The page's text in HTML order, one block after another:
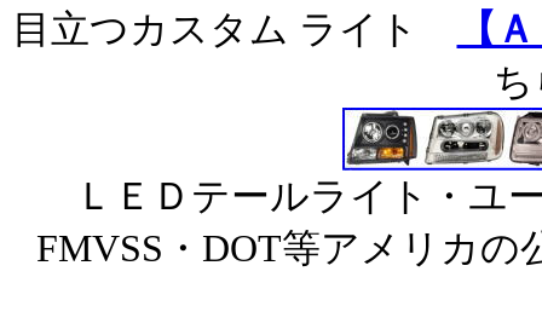
目立つカスタム ライト
【
ＬＥＤテールライト・ユ
FMVSS・DOT等アメリカ